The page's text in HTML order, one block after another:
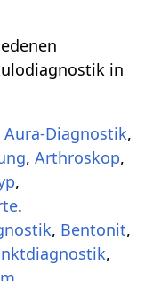
in
Aura-Diagnostik,
, Arthroskop,
,
.
, Bentonit,
,